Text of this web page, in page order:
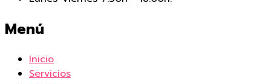
Menú
Inicio
Servicios